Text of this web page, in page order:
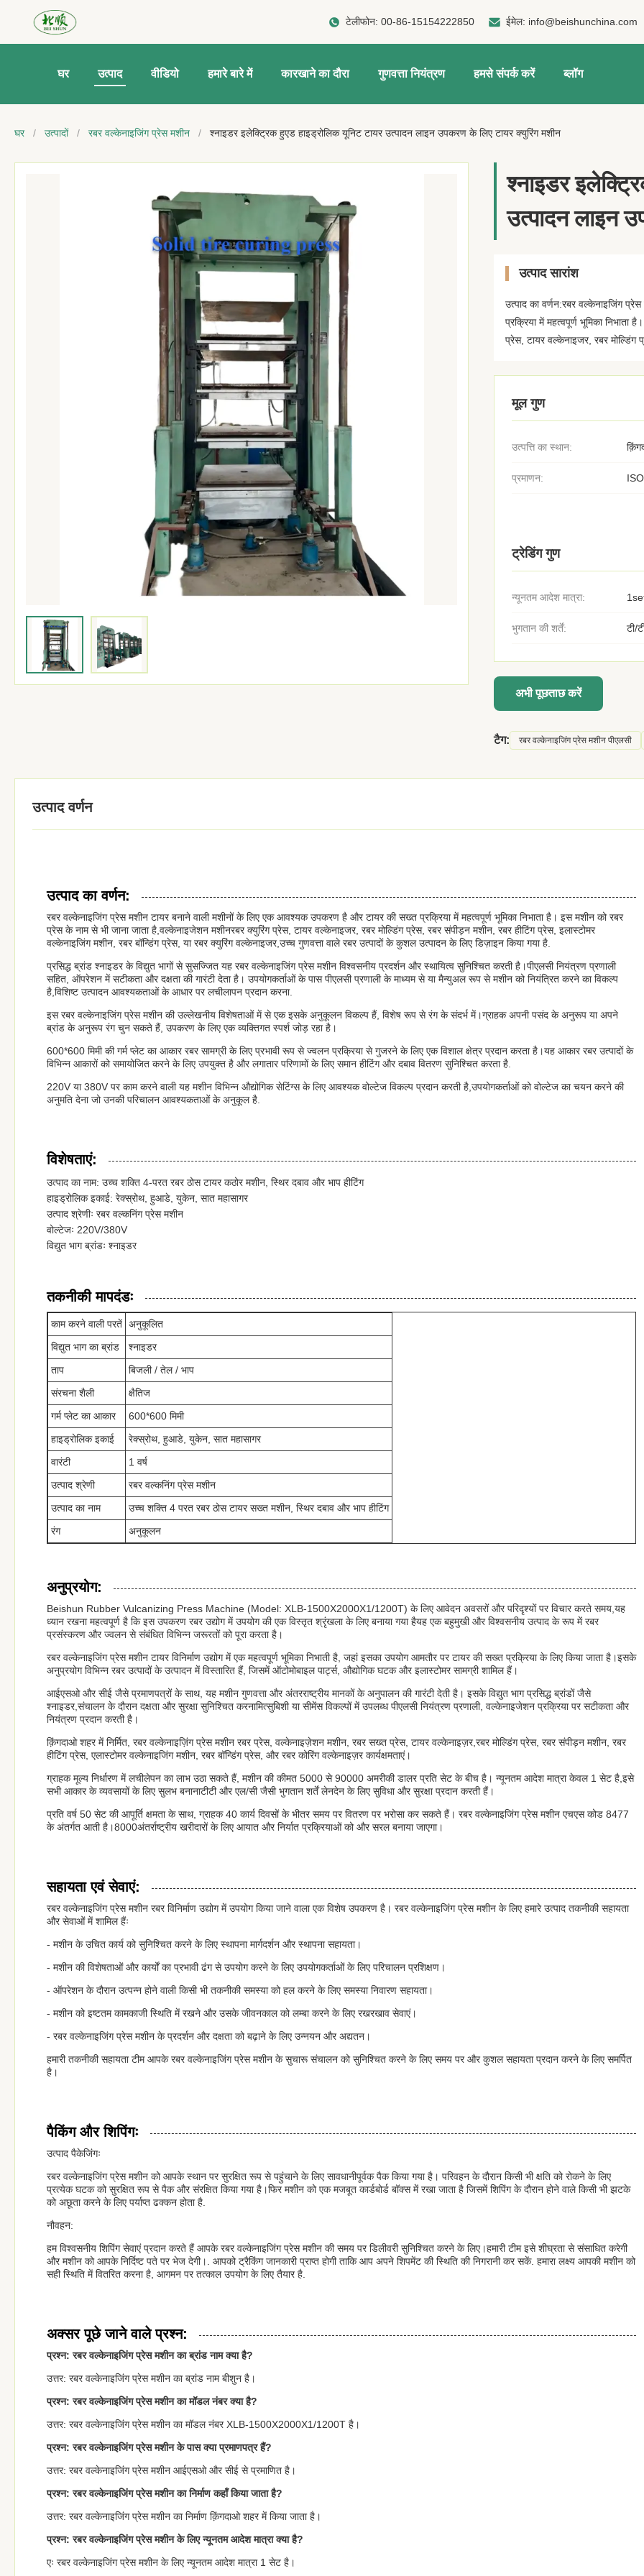
टेलीफोन:00-86-15154222850 ईमेल: info@beishunchina.com
घर उत्पाद वीडियो हमारे बारे में कारखाने का दौरा गुणवत्ता नियंत्रण हमसे संपर्क करें ब्लॉग
घर / उत्पादों / रबर वल्केनाइजिंग प्रेस मशीन / श्नाइडर इलेक्ट्रिक हुएड हाइड्रोलिक यूनिट टायर उत्पादन लाइन उपकरण के लिए टायर क्युरिंग मशीन
श्नाइडर
उत्पादन लाइन
उत्पाद सारांश
उत्पाद का वर्णन:रबर वल्केनाइजिंग
प्रक्रिया में महत्वपूर्ण भूमिका
प्रेस, टायर वल्केनाइजर, रबर मोल्डिंग
मूल गुण
उत्पत्ति का स्थान:
प्रमाणन:
ट्रेडिंग गुण
न्यूनतम आदेश मात्रा:
भुगतान की शर्तें: टी/
अभी पूछताछ करें
टैग: रबर वल्केनाइजिंग प्रेस मशीन पीएलसी
उत्पाद वर्णन
उत्पाद का वर्णन:
रबर वल्केनाइजिंग प्रेस मशीन टायर बनाने वाली मशीनों के लिए एक आवश्यक उपकरण है और टायर की सख्त प्रक्रिया में महत्वपूर्ण भूमिका निभाता है। इस मशीन को रबर
प्रेस के नाम से भी जाना जाता है,वल्केनाइजेशन मशीनरबर क्युरिंग प्रेस, टायर वल्केनाइजर, रबर मोल्डिंग प्रेस, रबर संपीड़न मशीन, रबर हीटिंग प्रेस, इलास्टोमर
वल्केनाइजिंग मशीन, रबर बॉन्डिंग प्रेस, या रबर क्युरिंग वल्केनाइजर,उच्च गुणवत्ता वाले रबर उत्पादों के कुशल उत्पादन के लिए डिज़ाइन किया गया है.
प्रसिद्ध ब्रांड श्नाइडर के विद्युत भागों से सुसज्जित यह रबर वल्केनाइजिंग प्रेस मशीन विश्वसनीय प्रदर्शन और स्थायित्व सुनिश्चित करती है।पीएलसी नियंत्रण प्रणाली
सहित, ऑपरेशन में सटीकता और दक्षता की गारंटी देता है। उपयोगकर्ताओं के पास पीएलसी प्रणाली के माध्यम से या मैन्युअल रूप से मशीन को नियंत्रित करने का विकल्प
है,विशिष्ट उत्पादन आवश्यकताओं के आधार पर लचीलापन प्रदान करना.
इस रबर वल्केनाइजिंग प्रेस मशीन की उल्लेखनीय विशेषताओं में से एक इसके अनुकूलन विकल्प हैं, विशेष रूप से रंग के संदर्भ में।ग्राहक अपनी पसंद के अनुरूप या अपने
ब्रांड के अनुरूप रंग चुन सकते हैं, उपकरण के लिए एक व्यक्तिगत स्पर्श जोड़ रहा है।
600*600 मिमी की गर्म प्लेट का आकार रबर सामग्री के लिए प्रभावी रूप से ज्वलन प्रक्रिया से गुजरने के लिए एक विशाल क्षेत्र प्रदान करता है।यह आकार रबर उत्पादों के
विभिन्न आकारों को समायोजित करने के लिए उपयुक्त है और लगातार परिणामों के लिए समान हीटिंग और दबाव वितरण सुनिश्चित करता है.
220V या 380V पर काम करने वाली यह मशीन विभिन्न औद्योगिक सेटिंग्स के लिए आवश्यक वोल्टेज विकल्प प्रदान करती है,उपयोगकर्ताओं को वोल्टेज का चयन करने की
अनुमति देना जो उनकी परिचालन आवश्यकताओं के अनुकूल है.
विशेषताएं:
उत्पाद का नाम: उच्च शक्ति 4-परत रबर ठोस टायर कठोर मशीन, स्थिर दबाव और भाप हीटिंग
हाइड्रोलिक इकाई: रेक्स्रोथ, हुआडे, युकेन, सात महासागर
उत्पाद श्रेणीः रबर वल्कनिंग प्रेस मशीन
वोल्टेजः 220V/380V
विद्युत भाग ब्रांडः श्नाइडर
तकनीकी मापदंडः
काम करने वाली परतें अनुकूलित
विद्युत भाग का ब्रांड
श्नाइडर
ताप
बिजली / तेल / भाप
संरचना शैली
क्षैतिज
गर्म प्लेट का आकार
600*600 मिमी
हाइड्रोलिक इकाई
रेक्स्रोथ, हुआडे, युकेन, सात महासागर
वारंटी
1 वर्ष
उत्पाद श्रेणी
रबर वल्कनिंग प्रेस मशीन
उत्पाद का नाम
उच्च शक्ति 4 परत रबर ठोस टायर सख्त मशीन, स्थिर दबाव और भाप हीटिंग
रंग
अनुकूलन
अनुप्रयोग:
Beishun Rubber Vulcanizing Press Machine (Model: XLB-1500X2000X1/1200T) के लिए आवेदन अवसरों और परिदृश्यों पर विचार करते समय,यह
ध्यान रखना महत्वपूर्ण है कि इस उपकरण रबर उद्योग में उपयोग की एक विस्तृत श्रृंखला के लिए बनाया गया हैयह एक बहुमुखी और विश्वसनीय उत्पाद के रूप में रबर
प्रसंस्करण और ज्वलन से संबंधित विभिन्न जरूरतों को पूरा करता है।
रबर वल्केनाइजिंग प्रेस मशीन टायर विनिर्माण उद्योग में एक महत्वपूर्ण भूमिका निभाती है, जहां इसका उपयोग आमतौर पर टायर की सख्त प्रक्रिया के लिए किया जाता है।इसके
अनुप्रयोग विभिन्न रबर उत्पादों के उत्पादन में विस्तारित हैं, जिसमें ऑटोमोबाइल पार्ट्स, औद्योगिक घटक और इलास्टोमर सामग्री शामिल हैं।
आईएसओ और सीई जैसे प्रमाणपत्रों के साथ, यह मशीन गुणवत्ता और अंतरराष्ट्रीय मानकों के अनुपालन की गारंटी देती है। इसके विद्युत भाग प्रसिद्ध ब्रांडों जैसे
श्नाइडर,संचालन के दौरान दक्षता और सुरक्षा सुनिश्चित करनामित्सुबिशी या सीमेंस विकल्पों में उपलब्ध पीएलसी नियंत्रण प्रणाली, वल्केनाइजेशन प्रक्रिया पर सटीकता और
नियंत्रण प्रदान करती है।
क़िंगदाओ शहर में निर्मित, रबर वल्केनाइज़िंग प्रेस मशीन रबर प्रेस, वल्केनाइज़ेशन मशीन, रबर सख्त प्रेस, टायर वल्केनाइज़र,रबर मोल्डिंग प्रेस, रबर संपीड़न मशीन, रबर
हीटिंग प्रेस, एलास्टोमर वल्केनाइजिंग मशीन, रबर बॉन्डिंग प्रेस, और रबर कोरिंग वल्केनाइज़र कार्यक्षमताएं।
ग्राहक मूल्य निर्धारण में लचीलेपन का लाभ उठा सकते हैं, मशीन की कीमत 5000 से 90000 अमरीकी डालर प्रति सेट के बीच है। न्यूनतम आदेश मात्रा केवल 1 सेट है,इसे
सभी आकार के व्यवसायों के लिए सुलभ बनानाटीटी और एल/सी जैसी भुगतान शर्तें लेनदेन के लिए सुविधा और सुरक्षा प्रदान करती हैं।
प्रति वर्ष 50 सेट की आपूर्ति क्षमता के साथ, ग्राहक 40 कार्य दिवसों के भीतर समय पर वितरण पर भरोसा कर सकते हैं। रबर वल्केनाइजिंग प्रेस मशीन एचएस कोड 8477
के अंतर्गत आती है।8000अंतर्राष्ट्रीय खरीदारों के लिए आयात और निर्यात प्रक्रियाओं को और सरल बनाया जाएगा।
सहायता एवं सेवाएं:
रबर वल्केनाइजिंग प्रेस मशीन रबर विनिर्माण उद्योग में उपयोग किया जाने वाला एक विशेष उपकरण है। रबर वल्केनाइजिंग प्रेस मशीन के लिए हमारे उत्पाद तकनीकी सहायता
और सेवाओं में शामिल हैंः
- मशीन के उचित कार्य को सुनिश्चित करने के लिए स्थापना मार्गदर्शन और स्थापना सहायता।
- मशीन की विशेषताओं और कार्यों का प्रभावी ढंग से उपयोग करने के लिए उपयोगकर्ताओं के लिए परिचालन प्रशिक्षण।
- ऑपरेशन के दौरान उत्पन्न होने वाली किसी भी तकनीकी समस्या को हल करने के लिए समस्या निवारण सहायता।
- मशीन को इष्टतम कामकाजी स्थिति में रखने और उसके जीवनकाल को लम्बा करने के लिए रखरखाव सेवाएं।
- रबर वल्केनाइजिंग प्रेस मशीन के प्रदर्शन और दक्षता को बढ़ाने के लिए उन्नयन और अद्यतन।
हमारी तकनीकी सहायता टीम आपके रबर वल्केनाइजिंग प्रेस मशीन के सुचारू संचालन को सुनिश्चित करने के लिए समय पर और कुशल सहायता प्रदान करने के लिए समर्पित
है।
पैकिंग और शिपिंगः
उत्पाद पैकेजिंगः
रबर वल्केनाइजिंग प्रेस मशीन को आपके स्थान पर सुरक्षित रूप से पहुंचाने के लिए सावधानीपूर्वक पैक किया गया है। परिवहन के दौरान किसी भी क्षति को रोकने के लिए
प्रत्येक घटक को सुरक्षित रूप से पैक और संरक्षित किया गया है।फिर मशीन को एक मजबूत कार्डबोर्ड बॉक्स में रखा जाता है जिसमें शिपिंग के दौरान होने वाले किसी भी झटके
को अछूता करने के लिए पर्याप्त ढक्कन होता है.
नौवहन:
हम विश्वसनीय शिपिंग सेवाएं प्रदान करते हैं आपके रबर वल्केनाइजिंग प्रेस मशीन की समय पर डिलीवरी सुनिश्चित करने के लिए।हमारी टीम इसे शीघ्रता से संसाधित करेगी
और मशीन को आपके निर्दिष्ट पते पर भेज देगी।. आपको ट्रैकिंग जानकारी प्राप्त होगी ताकि आप अपने शिपमेंट की स्थिति की निगरानी कर सकें. हमारा लक्ष्य आपकी मशीन को
सही स्थिति में वितरित करना है, आगमन पर तत्काल उपयोग के लिए तैयार है.
अक्सर पूछे जाने वाले प्रश्न:
प्रश्न: रबर वल्केनाइजिंग प्रेस मशीन का ब्रांड नाम क्या है?
उत्तर: रबर वल्केनाइजिंग प्रेस मशीन का ब्रांड नाम बीशुन है।
प्रश्न: रबर वल्केनाइजिंग प्रेस मशीन का मॉडल नंबर क्या है?
उत्तर: रबर वल्केनाइजिंग प्रेस मशीन का मॉडल नंबर XLB-1500X2000X1/1200T है।
प्रश्न: रबर वल्केनाइजिंग प्रेस मशीन के पास क्या प्रमाणपत्र हैं?
उत्तर: रबर वल्केनाइजिंग प्रेस मशीन आईएसओ और सीई से प्रमाणित है।
प्रश्न: रबर वल्केनाइजिंग प्रेस मशीन का निर्माण कहाँ किया जाता है?
उत्तर: रबर वल्केनाइजिंग प्रेस मशीन का निर्माण क़िंगदाओ शहर में किया जाता है।
प्रश्न: रबर वल्केनाइजिंग प्रेस मशीन के लिए न्यूनतम आदेश मात्रा क्या है?
एः रबर वल्केनाइजिंग प्रेस मशीन के लिए न्यूनतम आदेश मात्रा 1 सेट है।